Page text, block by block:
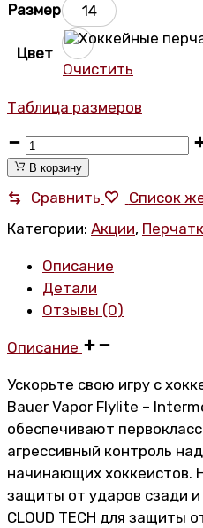
Размер 14
Цвет
Чёрный
Очистить
Таблица размеров
Хоккейные
перчатки
Bauer
Vapor
Flylite
количество
В корзину
Сравнить
Список
Категории: Акции,
Описание
Детали
Отзывы (0)
Описание
Ускорьте свою игру с
Bauer Vapor Flylite –
обеспечивают
агрессивный контроль
начинающих хоккеистов.
защиты от ударов сзади и
CLOUD TECH для защиты